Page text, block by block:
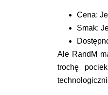
Cena:
Smak:
Ale RandM
trochę